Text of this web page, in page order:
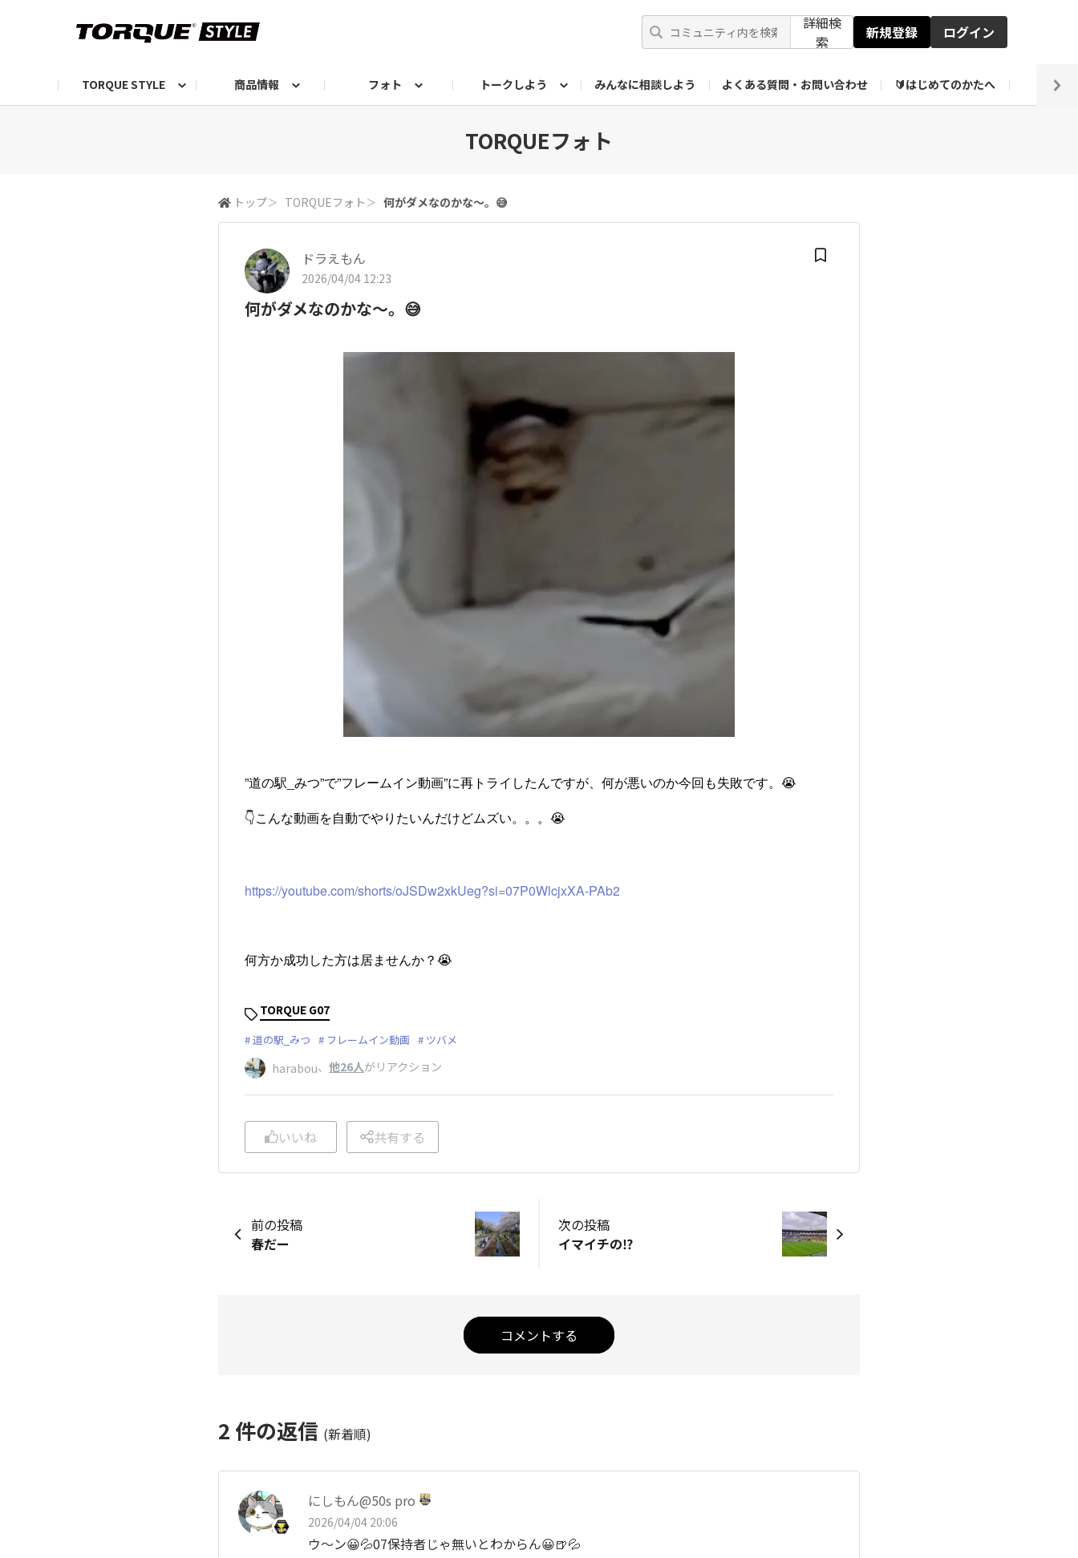
詳細検
索
新規登録 ログイン
TORQUE STYLE 商品情報 フォト トークしよう みんなに相談しよう よくある質問・お問い合わせ 🔰はじめてのかたへ 編集
TORQUEフォト
トップ＞ TORQUEフォト ＞ 何がダメなのかな〜。😅
ドラえもん
2026/04/04 12:23
何がダメなのかな〜。😅
”道の駅_みつ”で”フレームイン動画”に再トライしたんですが、何が悪いのか今回も失敗です。😭
👇こんな動画を自動でやりたいんだけどムズい。。。😭
https://youtube.com/shorts/oJSDw2xkUeg?si=07P0WlcjxXA-PAb2
何方か成功した方は居ませんか？😭
TORQUE G07
道の駅_みつ フレームイン動画 ツバメ
harabou、 他26人がリアクション
いいね 共有する
前の投稿
春だー
次の投稿
イマイチの⁉️
コメントする
2 件の返信 (新着順)
にしもん@50s pro
2026/04/04 20:06
ウ～ン😀💦07保持者じゃ無いとわからん😀🍺💦